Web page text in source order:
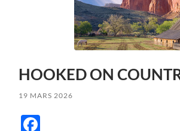
HOOKED ON
19 MARS 2026